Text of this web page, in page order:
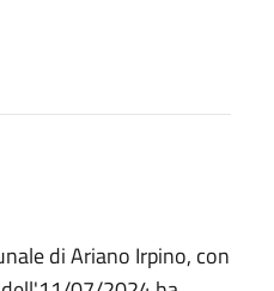
di Ariano Irpino, con